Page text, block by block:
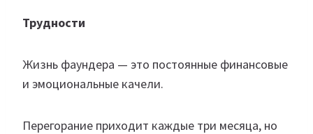
Трудности
Жизнь фаундера — это постоянные финансовые
и эмоциональные качели.
Перегорание приходит каждые три месяца, но